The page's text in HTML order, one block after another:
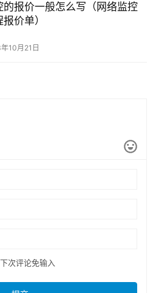
的报价一般怎么写（网络监控
价单）
10月21日
次评论免输入